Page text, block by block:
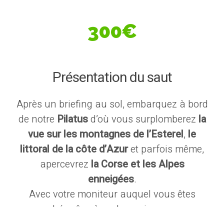
300€
Présentation du saut
Après un briefing au sol, embarquez à bord
de notre Pilatusd’où vous surplomberez la
vue sur les montagnes de l’Esterel, le
littoral de la côte d’Azuret parfois même,
apercevrez la Corse et les Alpes
enneigées.
Avec votre moniteur auquel vous êtes